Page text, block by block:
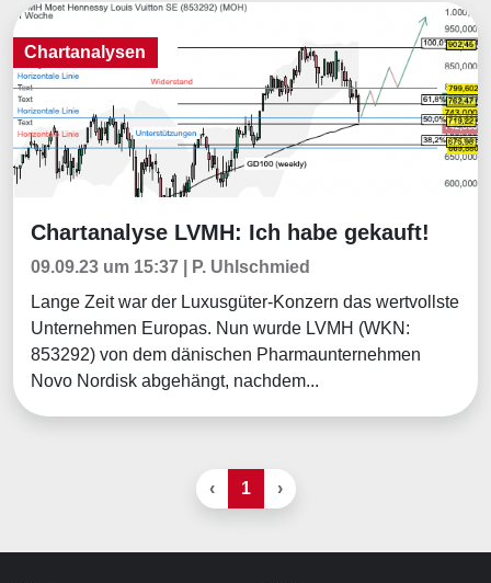
Chartanalysen
Chartanalysen
Chartanalyse LVMH: Ich habe gekauft!
09.09.23 um 15:37 | P. Uhlschmied
Lange Zeit war der Luxusgüter-Konzern das wertvollste
Unternehmen Europas. Nun wurde LVMH (WKN:
853292) von dem dänischen Pharmaunternehmen
Novo Nordisk abgehängt, nachdem...
‹ 1 ›